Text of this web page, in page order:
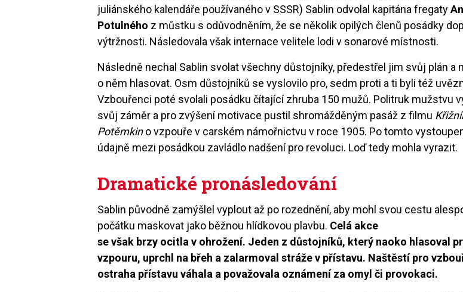
juliánského kalendáře používaného v SSSR) Sablin odvolal kapitána fregaty
Potulného z můstku s odůvodněním, že se několik opilých členů posádky
výtržnosti. Následovala však internace velitele lodi v sonarové místnosti.
Následně nechal Sablin svolat všechny důstojníky, předestřel jim svůj plán a
o něm hlasovat. Osm důstojníků se vyslovilo pro, sedm proti a ti byli též
Vzbouřenci poté svolali posádku čítající zhruba 150 mužů. Politruk mužstvu
svůj záměr a pro zvýšení motivace pustil shromážděným pasáž z filmu
Potěmkino vzpouře v carském námořnictvu v roce 1905. Po tomto
údajně mezi posádkou zavládlo nadšení pro revoluci. Loď tedy mohla vyrazit.
Dramatické pronásledování
Sablin původně zamýšlel vyplout až po rozednění, aby mohl svou cestu
počátku maskovat jako běžnou hlídkovou plavbu. Celá akce
se však brzy ocitla v ohrožení. Jeden z důstojníků, který naoko hlasoval
vzpouru, uprchl na břeh a zalarmoval stráže v přístavu. Naštěstí pro
ostraha přístavu váhala a považovala oznámení za omyl či provokaci.